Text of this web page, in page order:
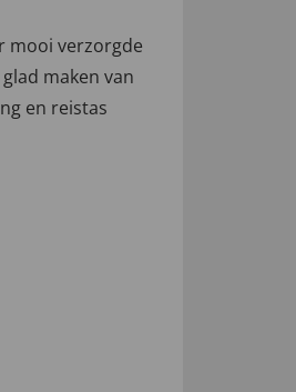
mooi verzorgde
maken van
en reistas